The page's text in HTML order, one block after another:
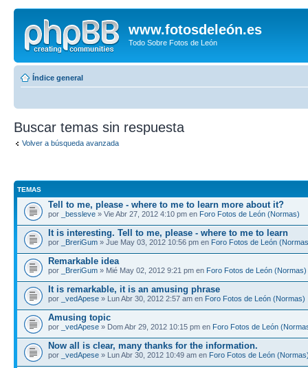
www.fotosdeleón.es
Todo Sobre Fotos de León
Índice general
Buscar temas sin respuesta
Volver a búsqueda avanzada
TEMAS
Tell to me, please - where to me to learn more about it?
por _bessleve » Vie Abr 27, 2012 4:10 pm en Foro Fotos de León (Normas)
It is interesting. Tell to me, please - where to me to learn
por _BreriGum » Jue May 03, 2012 10:56 pm en Foro Fotos de León
Remarkable idea
por _BreriGum » Mié May 02, 2012 9:21 pm en Foro Fotos de León (Normas)
It is remarkable, it is an amusing phrase
por _vedApese » Lun Abr 30, 2012 2:57 am en Foro Fotos de León (Normas)
Amusing topic
por _vedApese » Dom Abr 29, 2012 10:15 pm en Foro Fotos de León
Now all is clear, many thanks for the information.
por _vedApese » Lun Abr 30, 2012 10:49 am en Foro Fotos de León